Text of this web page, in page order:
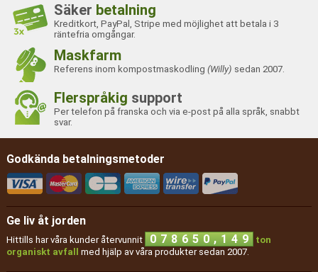
Säker betalning
Kreditkort, PayPal, Stripe med möjlighet att betala i 3
räntefria omgångar.
Maskfarm
Referens inom kompostmaskodling(Willy) sedan 2007.
Flerspråkig support
Per telefon på franska och via e-post på alla språk, snabbt
svar.
Godkända betalningsmetoder
Ge liv åt jorden
Hittills har våra kunder återvunnit 0 7 8 6 5 0 , 1 4 9
ton
organiskt avfall
med hjälp av våra produkter sedan 2007.